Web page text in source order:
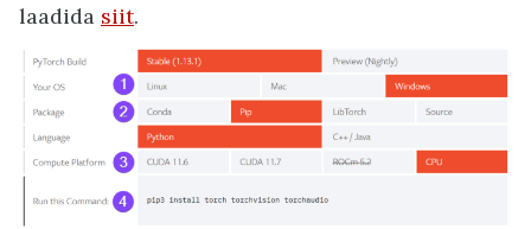
laadida siit.